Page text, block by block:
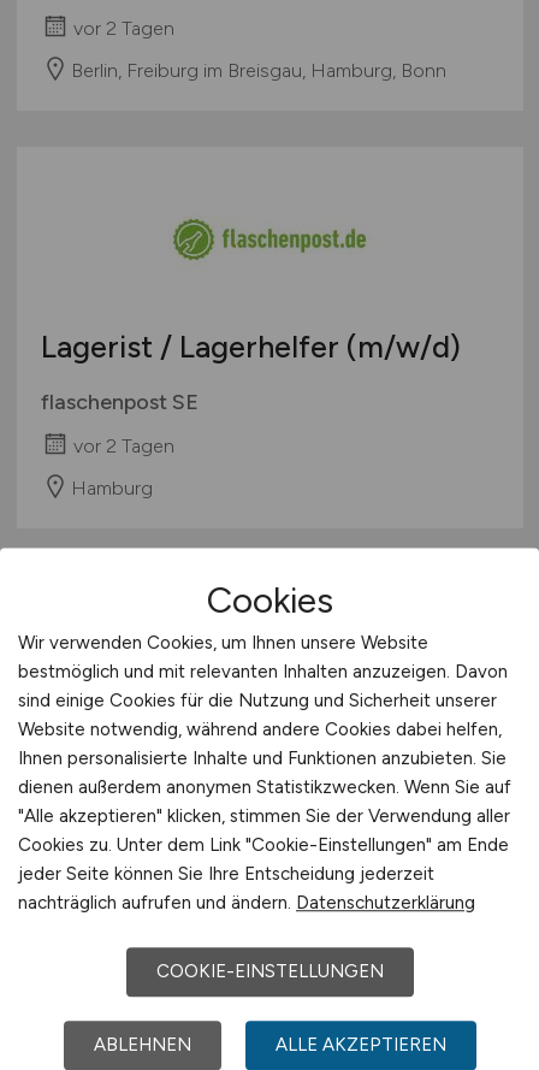
vor 2 Tagen
Berlin, Freiburg im Breisgau, Hamburg, Bonn
Lagerist / Lagerhelfer (m/w/d)
flaschenpost SE
vor 2 Tagen
Hamburg
Tagschichtelektriker(m/w/d)im
Bereich der elektrischen
Instandhaltung
TRIMET Aluminium SE
Cookies
Wir verwenden Cookies, um Ihnen unsere Website
bestmöglich und mit relevanten Inhalten anzuzeigen. Davon
sind einige Cookies für die Nutzung und Sicherheit unserer
Website notwendig, während andere Cookies dabei helfen,
Ihnen personalisierte Inhalte und Funktionen anzubieten. Sie
dienen außerdem anonymen Statistikzwecken. Wenn Sie auf
"Alle akzeptieren" klicken, stimmen Sie der Verwendung aller
Cookies zu. Unter dem Link "Cookie-Einstellungen" am Ende
jeder Seite können Sie Ihre Entscheidung jederzeit
nachträglich aufrufen und ändern. Datenschutzerklärung
COOKIE-EINSTELLUNGEN
ABLEHNEN ALLE AKZEPTIEREN